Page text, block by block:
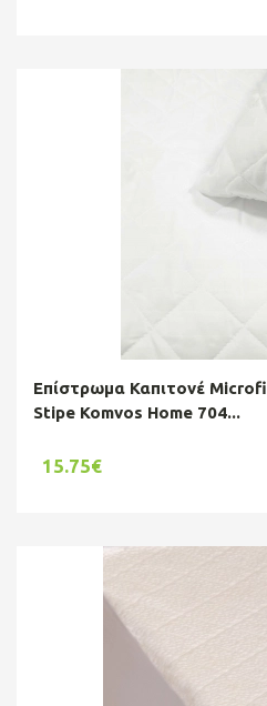
Επίστρωμα Καπιτονέ
Stipe Komvos Home 704...
15.75€